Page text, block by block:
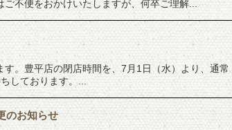
不便をおかけいたしますが、何卒ご理解...
。豊平店の閉店時間を、7月1日（水）より、通常
しております。...
のお知らせ